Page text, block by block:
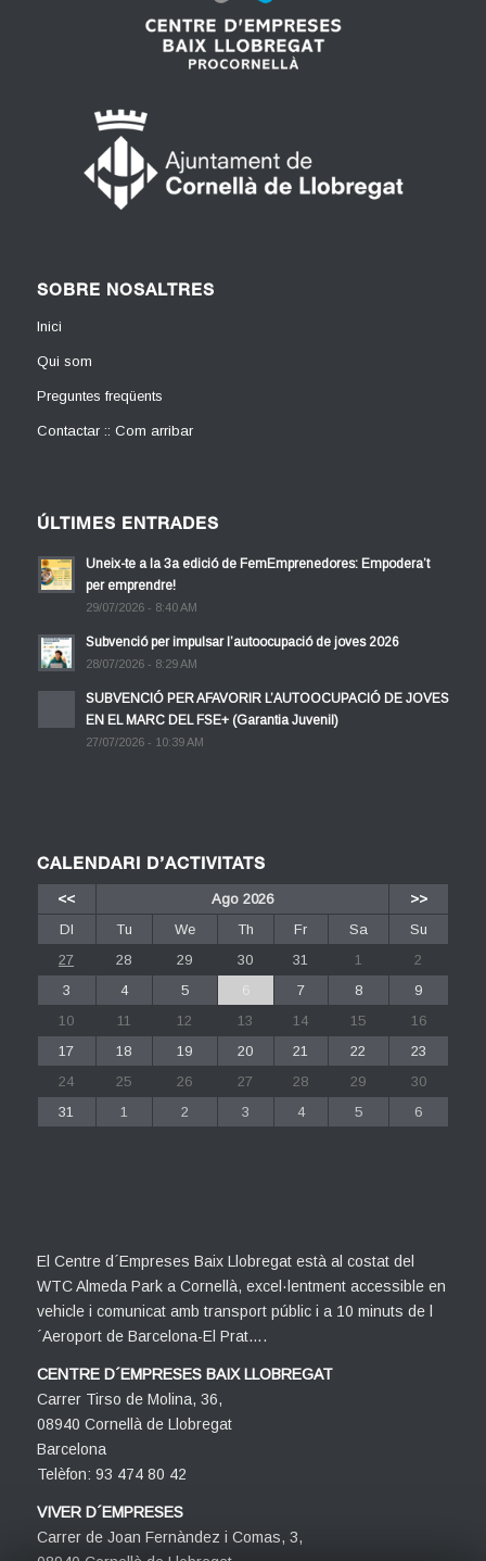
SOBRE NOSALTRES
Inici
Qui som
Preguntes freqüents
Contactar :: Com arribar
ÚLTIMES ENTRADES
Uneix-te a la 3a edició de FemEmprenedores: Empodera’t
per emprendre!
29/07/2026 - 8:40 AM
Subvenció per impulsar l’autoocupació de joves 2026
28/07/2026 - 8:29 AM
SUBVENCIÓ PER AFAVORIR L’AUTOOCUPACIÓ DE JOVES
EN EL MARC DEL FSE+ (Garantia Juvenil)
27/07/2026 - 10:39 AM
CALENDARI D’ACTIVITATS
<< Ago 2026
>>
Dl
Tu We Th Fr Sa
Su
27
28 29 30 31 1
2
3
4 5 6 7 8
9
10
11 12 13 14 15
16
17
18 19 20 21 22
23
24
25 26 27 28 29
30
31
1 2 3 4 5 6
El Centre d´Empreses Baix Llobregat està al costat del
WTC Almeda Park a Cornellà, excel·lentment accessible en
vehicle i comunicat amb transport públic i a 10 minuts de l
´Aeroport de Barcelona-El Prat….
CENTRE D´EMPRESES BAIX LLOBREGAT
Carrer Tirso de Molina, 36,
08940 Cornellà de Llobregat
Barcelona
Telèfon: 93 474 80 42
VIVER D´EMPRESES
Carrer de Joan Fernàndez i Comas, 3,